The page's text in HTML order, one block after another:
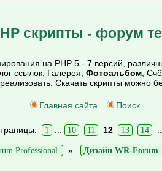
скрипты - форум
на PHP 5 - 7 версий,
ссылок, Галерея, Фотоальбом ,
Скачать скрипты можно
Главная сайта Поиск
1 ... 10 11 12 13 14 ...
Professional » Дизайн WR-Forum